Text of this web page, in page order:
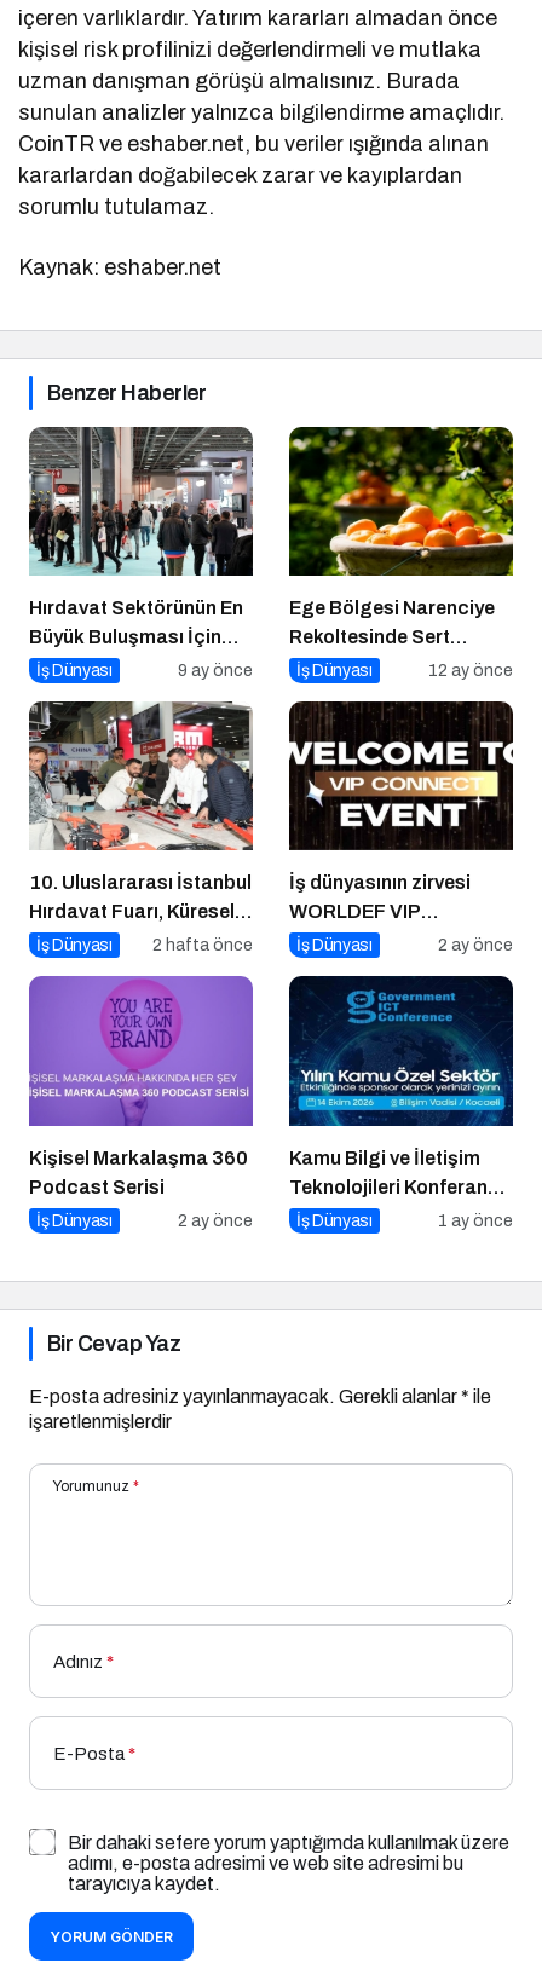
içeren varlıklardır. Yatırım kararları almadan önce
kişisel risk profilinizi değerlendirmeli ve mutlaka
uzman danışman görüşü almalısınız. Burada
sunulan analizler yalnızca bilgilendirme amaçlıdır.
CoinTR ve eshaber.net, bu veriler ışığında alınan
kararlardan doğabilecek zarar ve kayıplardan
sorumlu tutulamaz.
Kaynak: eshaber.net
Benzer Haberler
Hırdavat Sektörünün En
Büyük Buluşması İçin
İstanbul Hazır!
İş Dünyası 9 ay önce
Ege Bölgesi Narenciye
Rekoltesinde Sert
Düşüş: Üretim Yüzde 34
İş Dünyası 12 ay önce
10. Uluslararası İstanbul
Hırdavat Fuarı, Küresel
Ticaretin Yeni Merkezi
İş Dünyası 2 hafta önce
İş dünyasının zirvesi
WORLDEF VIP
Connect’te buluştu
İş Dünyası 2 ay önce
Kişisel Markalaşma 360
Podcast Serisi
İş Dünyası 2 ay önce
Kamu Bilgi ve İletişim
Teknolojileri Konferansı
2026 İçin Geri Sayım!
İş Dünyası 1 ay önce
Bir Cevap Yaz
E-posta adresiniz yayınlanmayacak. Gerekli alanlar* ile
işaretlenmişlerdir
Yorumunuz *
Adınız *
E-Posta*
Bir dahaki sefere yorum yaptığımda kullanılmak üzere
adımı, e-posta adresimi ve web site adresimi bu
tarayıcıya kaydet.
YORUM GÖNDER